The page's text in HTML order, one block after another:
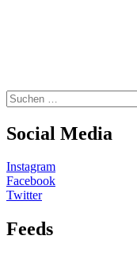
Suchen
nach:
Social Media
Instagram
Facebook
Twitter
Feeds